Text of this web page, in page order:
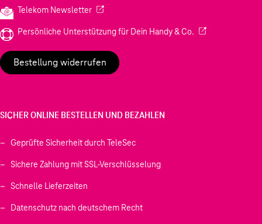
Telekom Newsletter(Wird in einem neuen Tab geöffnet)
Persönliche Unterstützung für Dein Handy & Co. (Wird in einem
Bestellung widerrufen
SICHER ONLINE BESTELLEN UND BEZAHLEN
Geprüfte Sicherheit durch TeleSec
Sichere Zahlung mit SSL-Verschlüsselung
Schnelle Lieferzeiten
Datenschutz nach deutschem Recht